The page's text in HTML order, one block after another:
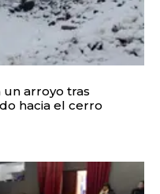
un arroyo tras
hacia el cerro